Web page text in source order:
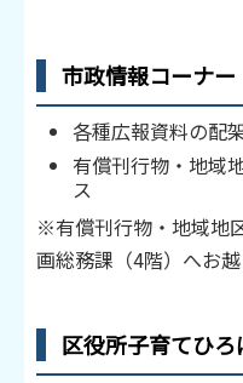
市政情報コーナー
各種広報資料の配
有償刊行物・地域
ス
※有償刊行物・地域地
画総務課（4階）へお越
区役所子育てひ